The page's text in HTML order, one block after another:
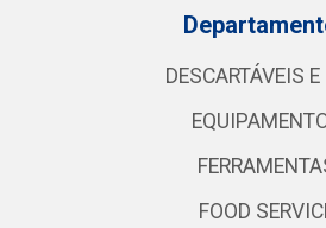
DESCARTÁVEIS E
FOOD